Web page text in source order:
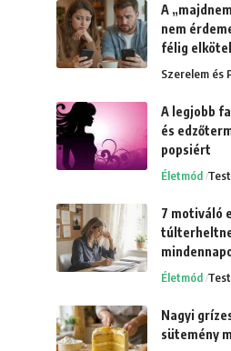
A
nem
félig
Szerelem és
A legjobb
és
popsiért
Életmód
7 motiváló
Életmód
Nagyi
sütemény